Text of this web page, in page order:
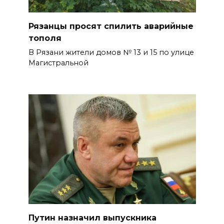
Рязанцы просят спилить аварийные
тополя
В Рязани жители домов № 13 и 15 по улице
Магистральной
Путин назначил выпускника